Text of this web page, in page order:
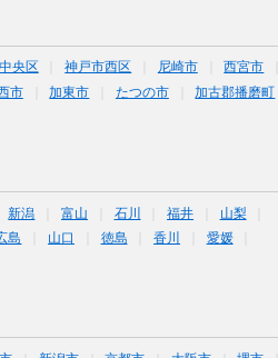
央区 神戸市西区 尼崎市
西宮市
市 加東市 たつの市 加古郡播磨町
新潟 富山 石川 福井
山梨
島 山口 徳島 香川
愛媛